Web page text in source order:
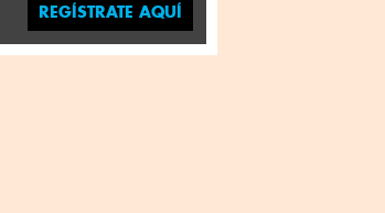
REGÍSTRATE AQUÍ